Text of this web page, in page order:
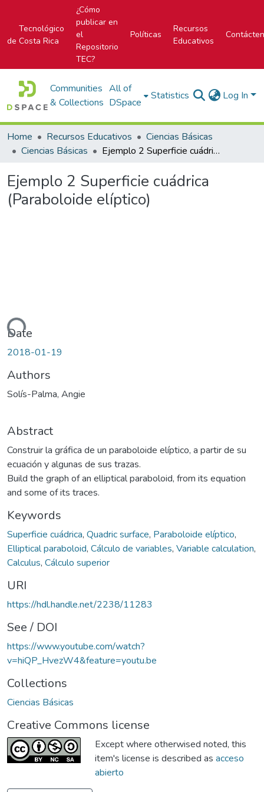
Tecnológico
de Costa Rica
¿Cómo
publicar en
el
Repositorio
TEC?
Políticas
Recursos
Educativos
Communities
& Collections
All of
DSpace
Statistics Log In
Home Recursos Educativos
Ciencias Básicas
Ciencias Básicas
Ejemplo 2 Superficie cuádrica (Paraboloide elíptico)
Ejemplo 2 Superficie cuádrica
(Paraboloide elíptico)
Date
2018-01-19
Authors
Solís-Palma, Angie
Abstract
Construir la gráfica de un paraboloide elíptico, a partir de su
ecuación y algunas de sus trazas.
Build the graph of an elliptical paraboloid, from its equation
and some of its traces.
Keywords
Superficie cuádrica, Quadric surface, Paraboloide elíptico,
Elliptical paraboloid, Cálculo de variables, Variable calculation,
Calculus, Cálculo superior
URI
https://hdl.handle.net/2238/11283
See / DOI
https://www.youtube.com/watch?
v=hiQP_HvezW4&feature=youtu.be
Collections
Ciencias Básicas
Creative Commons license
Except where otherwised noted, this
item's license is described as acceso
abierto